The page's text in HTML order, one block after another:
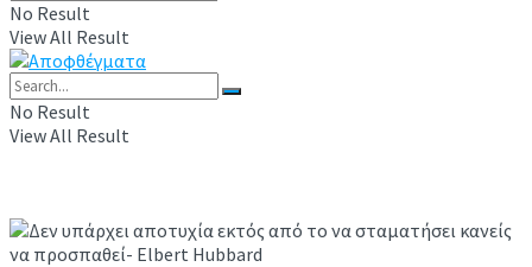
No Result
View All Result
No Result
View All Result